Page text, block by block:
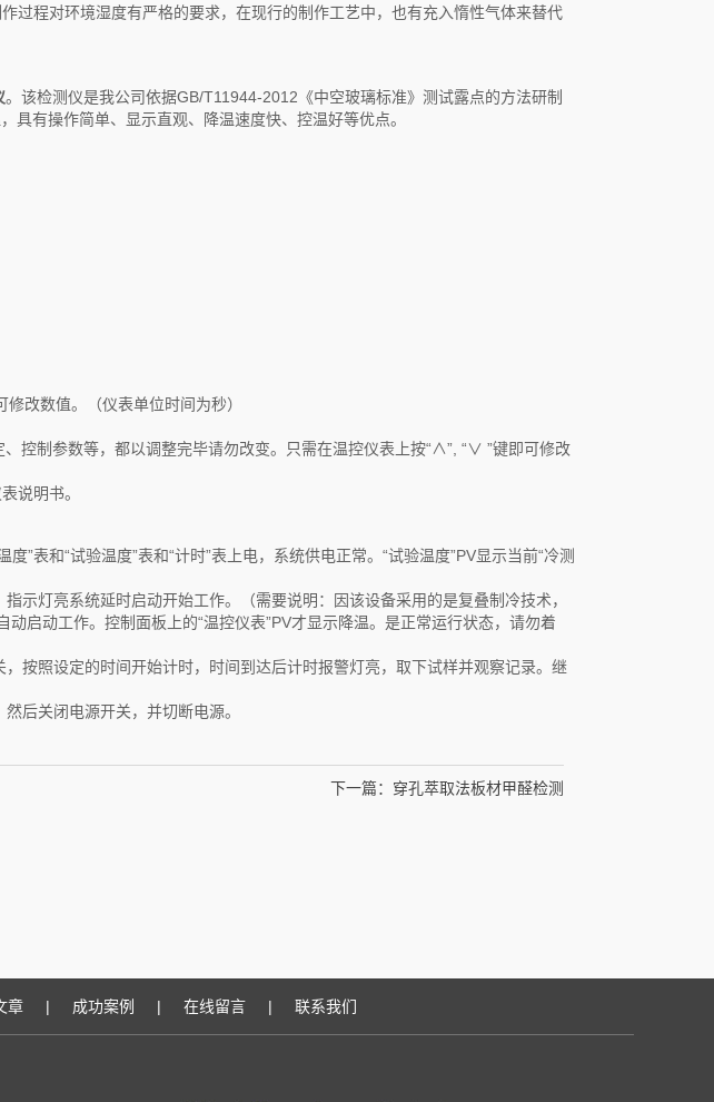
过程对环境湿度有严格的要求，在现行的制作工艺中，也有充入惰性气体来替代
。该检测仪是我公司依据GB/T11944-2012《中空玻璃标准》测试露点的方法研制
具有操作简单、显示直观、降温速度快、控温好等优点。
改数值。（仪表单位时间为秒）
控制参数等，都以调整完毕请勿改变。只需在温控仪表上按“∧”, “∨ ”键即可修改
说明书。
”表和“试验温度”表和“计时”表上电，系统供电正常。“试验温度”PV显示当前“冷测
示灯亮系统延时启动开始工作。（需要说明：因该设备采用的是复叠制冷技术，
启动工作。控制面板上的“温控仪表”PV才显示降温。是正常运行状态，请勿着
按照设定的时间开始计时，时间到达后计时报警灯亮，取下试样并观察记录。继
后关闭电源开关，并切断电源。
下一篇： 穿孔萃取法板材甲醛检测
章 | 成功案例 | 在线留言 | 联系我们